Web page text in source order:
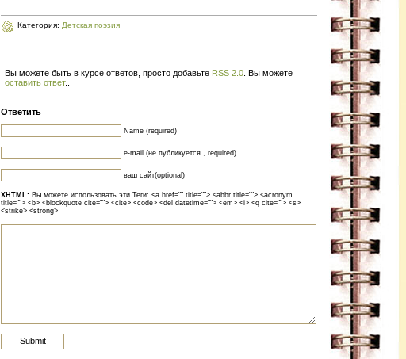
Категория: Детская поэзия
Вы можете быть в курсе ответов, просто добавьте RSS 2.0 . Вы можете
оставить ответ.
Ответить
Name (required)
e-mail (не публикуется , required)
ваш сайт(optional)
XHTML: Вы можете использовать эти Теги: <a href="" title=""> <abbr title=""> <acronym
title=""> <b> <blockquote cite=""> <cite> <code> <del datetime=""> <em> <i> <q cite=""> <s>
<strike> <strong>